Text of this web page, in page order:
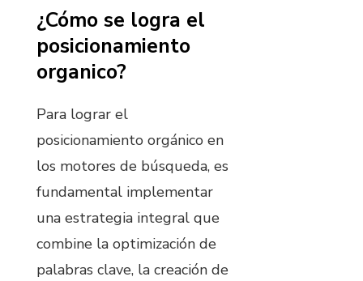
¿Cómo se logra el
posicionamiento
organico?
Para lograr el
posicionamiento orgánico en
los motores de búsqueda, es
fundamental implementar
una estrategia integral que
combine la optimización de
palabras clave, la creación de